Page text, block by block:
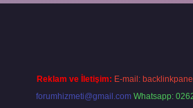
Reklam ve İletişim: E-mail:
forumhizmeti@gmail.com Whatsapp: